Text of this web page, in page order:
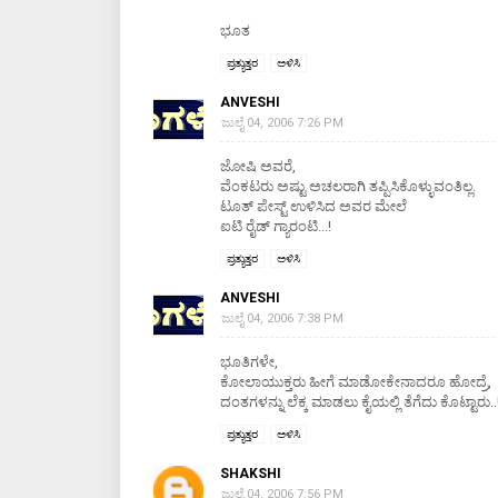
ಭೂತ
ಪ್ರತ್ಯುತ್ತರ ಅಳಿಸಿ
ANVESHI
ಜುಲೈ 04, 2006 7:26 PM
ಜೋಷಿ ಅವರೆ,
ವೆಂಕಟರು ಅಷ್ಟು ಅಚಲರಾಗಿ ತಪ್ಪಿಸಿಕೊಳ್ಳುವಂತಿಲ್ಲ.
ಟೂತ್ ಪೇಸ್ಟ್ ಉಳಿಸಿದ ಅವರ ಮೇಲೆ
ಐಟಿ ರೈಡ್ ಗ್ಯಾರಂಟಿ...!
ಪ್ರತ್ಯುತ್ತರ ಅಳಿಸಿ
ANVESHI
ಜುಲೈ 04, 2006 7:38 PM
ಭೂತಿಗಳೇ,
ಕೋಲಾಯುಕ್ತರು ಹೀಗೆ ಮಾಡೋಕೇನಾದರೂ ಹೋದ್ರೆ,
ದಂತಗಳನ್ನು ಲೆಕ್ಕ ಮಾಡಲು ಕೈಯಲ್ಲಿ ತೆಗೆದು
ಪ್ರತ್ಯುತ್ತರ ಅಳಿಸಿ
SHAKSHI
ಜುಲೈ 04, 2006 7:56 PM